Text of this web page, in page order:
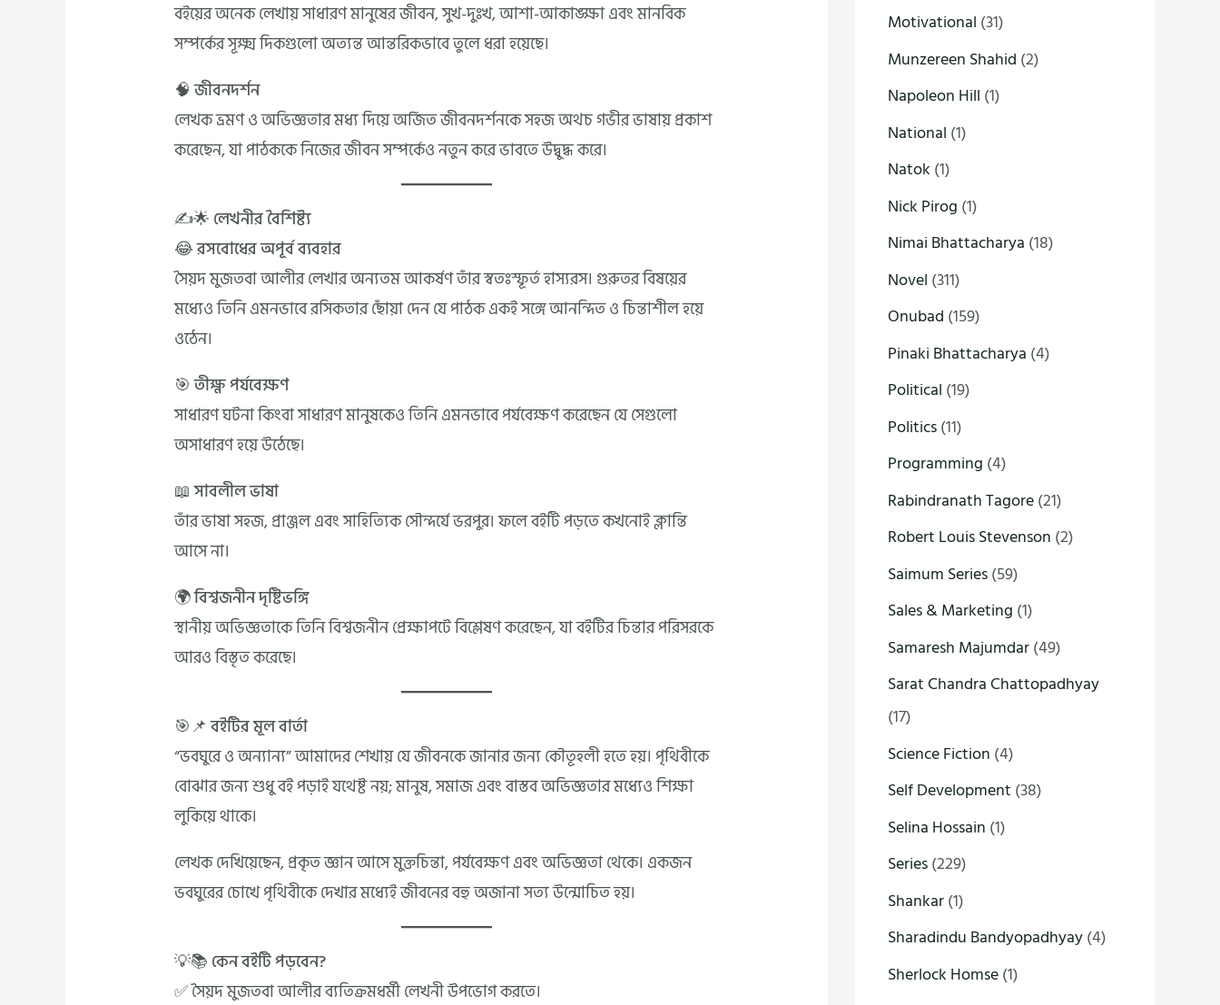
বইয়ের অনেক লেখায় সাধারণ মানুষের জীবন, সুখ-দুঃখ, আশা-আকাঙ্ক্ষা এবং মানবিক
সম্পর্কের সূক্ষ্ম দিকগুলো অত্যন্ত আন্তরিকভাবে তুলে ধরা হয়েছে।
🧠 জীবনদর্শন
লেখক ভ্রমণ ও অভিজ্ঞতার মধ্য দিয়ে অর্জিত জীবনদর্শনকে সহজ অথচ গভীর ভাষায় প্রকাশ
করেছেন, যা পাঠককে নিজের জীবন সম্পর্কেও নতুন করে ভাবতে উদ্বুদ্ধ করে।
✍️🌟 লেখনীর বৈশিষ্ট্য
😂 রসবোধের অপূর্ব ব্যবহার
সৈয়দ মুজতবা আলীর লেখার অন্যতম আকর্ষণ তাঁর স্বতঃস্ফূর্ত হাস্যরস। গুরুতর বিষয়ের
মধ্যেও তিনি এমনভাবে রসিকতার ছোঁয়া দেন যে পাঠক একই সঙ্গে আনন্দিত ও চিন্তাশীল হয়ে
ওঠেন।
🎯 তীক্ষ্ণ পর্যবেক্ষণ
সাধারণ ঘটনা কিংবা সাধারণ মানুষকেও তিনি এমনভাবে পর্যবেক্ষণ করেছেন যে সেগুলো
অসাধারণ হয়ে উঠেছে।
📖 সাবলীল ভাষা
তাঁর ভাষা সহজ, প্রাঞ্জল এবং সাহিত্যিক সৌন্দর্যে ভরপুর। ফলে বইটি পড়তে কখনোই ক্লান্তি
আসে না।
🌍 বিশ্বজনীন দৃষ্টিভঙ্গি
স্থানীয় অভিজ্ঞতাকে তিনি বিশ্বজনীন প্রেক্ষাপটে বিশ্লেষণ করেছেন, যা বইটির চিন্তার পরিসরকে
আরও বিস্তৃত করেছে।
🎯📌 বইটির মূল বার্তা
“ভবঘুরে ও অন্যান্য” আমাদের শেখায় যে জীবনকে জানার জন্য কৌতূহলী হতে হয়। পৃথিবীকে
বোঝার জন্য শুধু বই পড়াই যথেষ্ট নয়; মানুষ, সমাজ এবং বাস্তব অভিজ্ঞতার মধ্যেও শিক্ষা
লুকিয়ে থাকে।
লেখক দেখিয়েছেন, প্রকৃত জ্ঞান আসে মুক্তচিন্তা, পর্যবেক্ষণ এবং অভিজ্ঞতা থেকে। একজন
ভবঘুরের চোখে পৃথিবীকে দেখার মধ্যেই জীবনের বহু অজানা সত্য উন্মোচিত হয়।
💡📚 কেন বইটি পড়বেন?
✅ সৈয়দ মুজতবা আলীর ব্যতিক্রমধর্মী লেখনী উপভোগ করতে।
Motivational (31)
Munzereen Shahid (2)
Napoleon Hill (1)
National (1)
Natok (1)
Nick Pirog (1)
Nimai Bhattacharya (18)
Novel (311)
Onubad (159)
Pinaki Bhattacharya (4)
Political (19)
Politics(11)
Programming (4)
Rabindranath Tagore(21)
Robert Louis Stevenson (2)
Saimum Series(59)
Sales & Marketing (1)
Samaresh Majumdar(49)
Sarat Chandra Chattopadhyay
(17)
Science Fiction (4)
Self Development (38)
Selina Hossain (1)
Series(229)
Shankar(1)
Sharadindu Bandyopadhyay(4)
Sherlock Homse(1)